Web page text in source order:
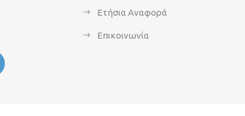
Ετήσια Αναφορά
Επικοινωνία